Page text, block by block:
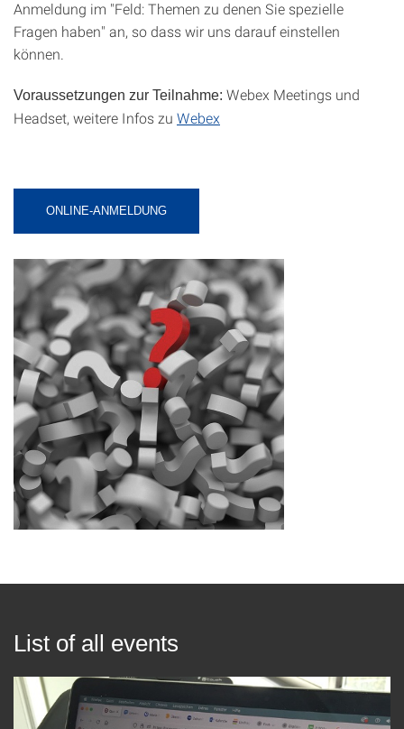
Anmeldung im "Feld: Themen zu denen Sie spezielle
Fragen haben" an, so dass wir uns darauf einstellen
können.
Voraussetzungen zur Teilnahme: Webex Meetings und
Headset, weitere Infos zu Webex
ONLINE-ANMELDUNG
List of all events